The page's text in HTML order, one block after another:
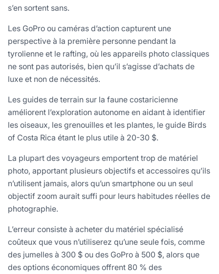
s’en sortent sans.
Les GoPro ou caméras d’action capturent une
perspective à la première personne pendant la
tyrolienne et le rafting, où les appareils photo classiques
ne sont pas autorisés, bien qu’il s’agisse d’achats de
luxe et non de nécessités.
Les guides de terrain sur la faune costaricienne
améliorent l’exploration autonome en aidant à identifier
les oiseaux, les grenouilles et les plantes, le guide Birds
of Costa Rica étant le plus utile à 20-30 $.
La plupart des voyageurs emportent trop de matériel
photo, apportant plusieurs objectifs et accessoires qu’ils
n’utilisent jamais, alors qu’un smartphone ou un seul
objectif zoom aurait suffi pour leurs habitudes réelles de
photographie.
L’erreur consiste à acheter du matériel spécialisé
coûteux que vous n’utiliserez qu’une seule fois, comme
des jumelles à 300 $ ou des GoPro à 500 $, alors que
des options économiques offrent 80 % des